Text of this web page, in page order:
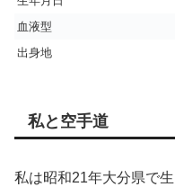
血液型
出身地
私と空手道
私は昭和21年大分県で